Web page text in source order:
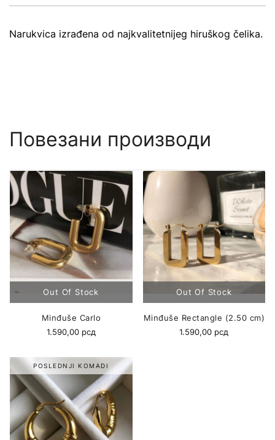
Narukvica izrađena od najkvalitetnijeg hiruškog čelika.
Повезани производи
Minđuše Carlo
1.590,00 рсд
Minđuše Rectangle (2.50 cm)
1.590,00 рсд
POSLEDNJI KOMADI